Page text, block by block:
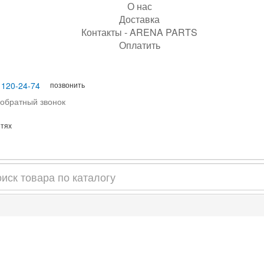
О нас
Доставка
Контакты - ARENA PARTS
Оплатить
24-74 позвонить
звонок